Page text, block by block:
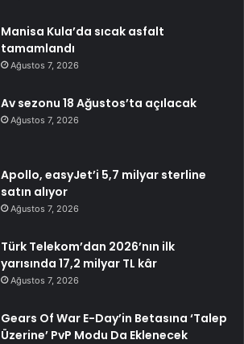
Manisa Kula’da sıcak asfalt
tamamlandı
Ağustos 7, 2026
Av sezonu 18 Ağustos’ta açılacak
Ağustos 7, 2026
Apollo, easyJet’i 5,7 milyar sterline
satın alıyor
Ağustos 7, 2026
Türk Telekom’dan 2026’nın ilk
yarısında 17,2 milyar TL kâr
Ağustos 7, 2026
Gears Of War E-Day’in Betasına ‘Talep
Üzerine’ PvP Modu Da Eklenecek